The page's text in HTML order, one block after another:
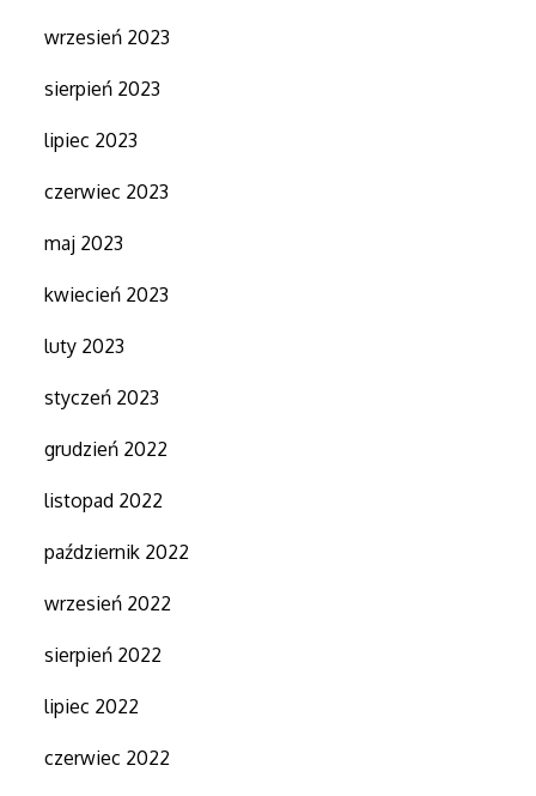
wrzesień 2023
sierpień 2023
lipiec 2023
czerwiec 2023
maj 2023
kwiecień 2023
luty 2023
styczeń 2023
grudzień 2022
listopad 2022
październik 2022
wrzesień 2022
sierpień 2022
lipiec 2022
czerwiec 2022